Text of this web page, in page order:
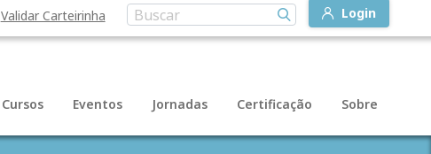
Validar Carteirinha Login
Cursos Eventos Jornadas Certificação Sobre